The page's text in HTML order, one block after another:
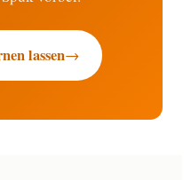
lassen